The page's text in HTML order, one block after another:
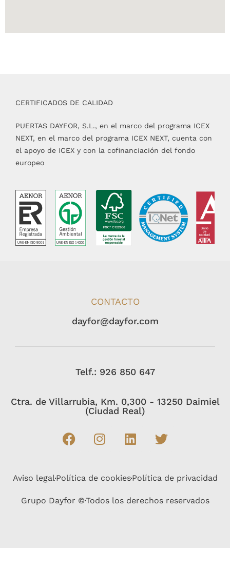
CERTIFICADOS DE CALIDAD
PUERTAS DAYFOR, S.L., en el marco del programa ICEX
NEXT, en el marco del programa ICEX NEXT, cuenta con
el apoyo de ICEX y con la cofinanciación del fondo
europeo
CONTACTO
dayfor@dayfor.com
Telf.: 926 850 647
Ctra. de Villarrubia, Km. 0,300 - 13250 Daimiel
(Ciudad Real)
Aviso legalPolítica de cookiesPolítica de privacidad
Grupo Dayfor ©Todos los derechos reservados